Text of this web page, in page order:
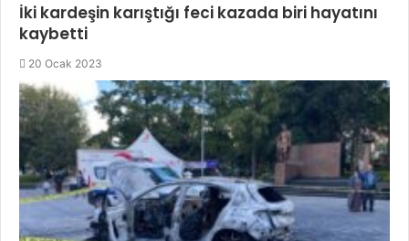
İki kardeşin karıştığı feci kazada biri hayatını
kaybetti
20 Ocak 2023